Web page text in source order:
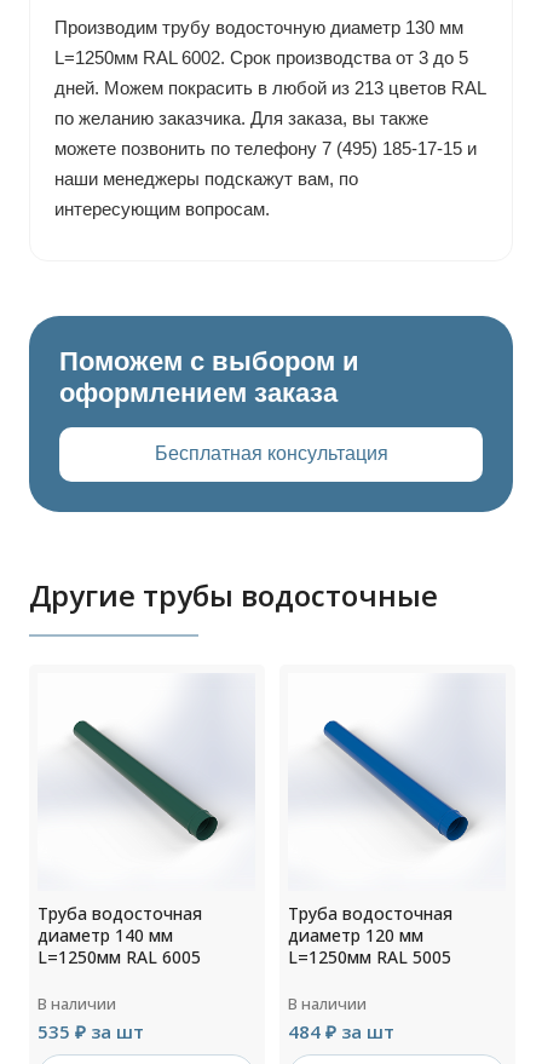
Производим трубу водосточную диаметр 130 мм
L=1250мм RAL 6002. Срок производства от 3 до 5
дней. Можем покрасить в любой из 213 цветов RAL
по желанию заказчика. Для заказа, вы также
можете позвонить по телефону 7 (495) 185-17-15 и
наши менеджеры подскажут вам, по
интересующим вопросам.
Поможем с выбором и
оформлением заказа
Бесплатная консультация
Другие трубы водосточные
Труба водосточная
диаметр 140 мм
L=1250мм RAL 6005
В наличии
535 ₽ за шт
Труба водосточная
диаметр 120 мм
L=1250мм RAL 5005
В наличии
484 ₽ за шт